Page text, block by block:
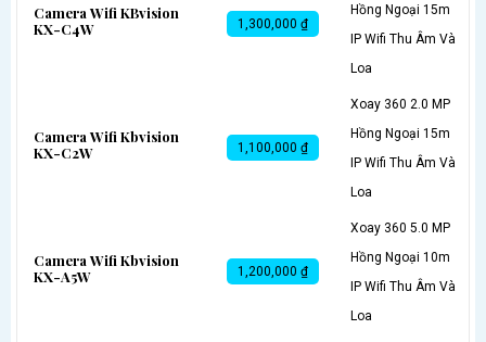
Camera Wifi KBvision
KX-C4W
1,300,000 ₫
Hồng Ngoại 15m
IP Wifi Thu Âm Và
Loa
Camera Wifi Kbvision
KX-C2W
1,100,000 ₫
Xoay 360 2.0 MP
Hồng Ngoại 15m
IP Wifi Thu Âm Và
Loa
Camera Wifi Kbvision
KX-A5W
1,200,000 ₫
Xoay 360 5.0 MP
Hồng Ngoại 10m
IP Wifi Thu Âm Và
Loa